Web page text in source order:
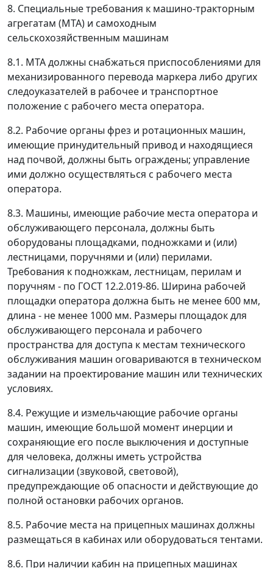
8. Специальные требования к машино-тракторным
агрегатам (МТА) и самоходным
сельскохозяйственным машинам
8.1. МТА должны снабжаться приспособлениями для
механизированного перевода маркера либо других
следоуказателей в рабочее и транспортное
положение с рабочего места оператора.
8.2. Рабочие органы фрез и ротационных машин,
имеющие принудительный привод и находящиеся
над почвой, должны быть ограждены; управление
ими должно осуществляться с рабочего места
оператора.
8.3. Машины, имеющие рабочие места оператора и
обслуживающего персонала, должны быть
оборудованы площадками, подножками и (или)
лестницами, поручнями и (или) перилами.
Требования к подножкам, лестницам, перилам и
поручням - по ГОСТ 12.2.019-86. Ширина рабочей
площадки оператора должна быть не менее 600 мм,
длина - не менее 1000 мм. Размеры площадок для
обслуживающего персонала и рабочего
пространства для доступа к местам технического
обслуживания машин оговариваются в техническом
задании на проектирование машин или технических
условиях.
8.4. Режущие и измельчающие рабочие органы
машин, имеющие большой момент инерции и
сохраняющие его после выключения и доступные
для человека, должны иметь устройства
сигнализации (звуковой, световой),
предупреждающие об опасности и действующие до
полной остановки рабочих органов.
8.5. Рабочие места на прицепных машинах должны
размещаться в кабинах или оборудоваться тентами.
8.6. При наличии кабин на прицепных машинах